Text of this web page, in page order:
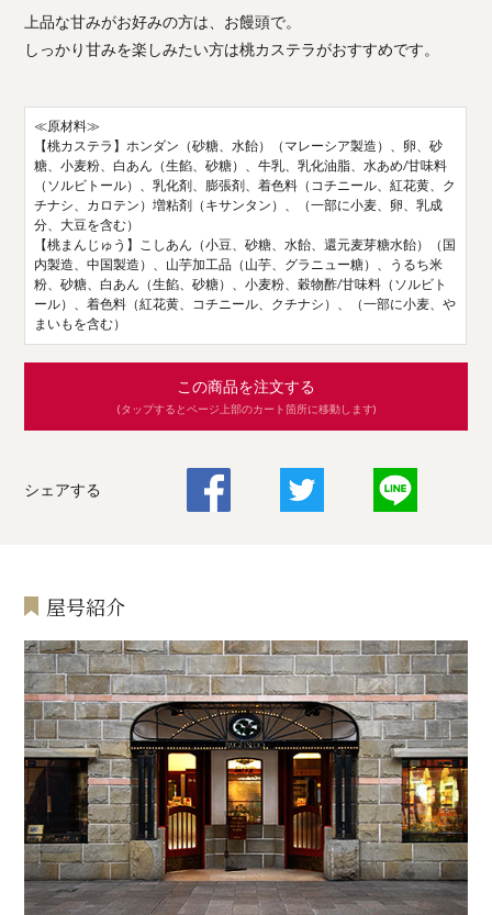
上品な甘みがお好みの方は、お饅頭で。
しっかり甘みを楽しみたい方は桃カステラがおすすめです。
≪原材料≫
【桃カステラ】ホンダン（砂糖、水飴）（マレーシア製造）、卵、砂
糖、小麦粉、白あん（生餡、砂糖）、牛乳、乳化油脂、水あめ/甘味料
（ソルビトール）、乳化剤、膨張剤、着色料（コチニール、紅花黄、ク
チナシ、カロテン）増粘剤（キサンタン）、（一部に小麦、卵、乳成
分、大豆を含む）
【桃まんじゅう】こしあん（小豆、砂糖、水飴、還元麦芽糖水飴）（国
内製造、中国製造）、山芋加工品（山芋、グラニュー糖）、うるち米
粉、砂糖、白あん（生餡、砂糖）、小麦粉、穀物酢/甘味料（ソルビト
ール）、着色料（紅花黄、コチニール、クチナシ）、（一部に小麦、や
まいもを含む）
この商品を注文する
(タップするとページ上部のカート箇所に移動します)
シェアする
屋号紹介